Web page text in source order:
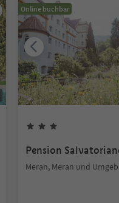
Online buchbar
Pension
Meran, Meran und